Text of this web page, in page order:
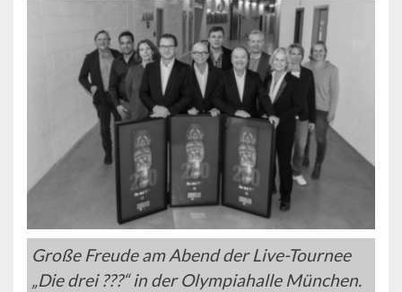
Große Freude am Abend der Live-Tournee
„Die drei ???“ in der Olympiahalle München.